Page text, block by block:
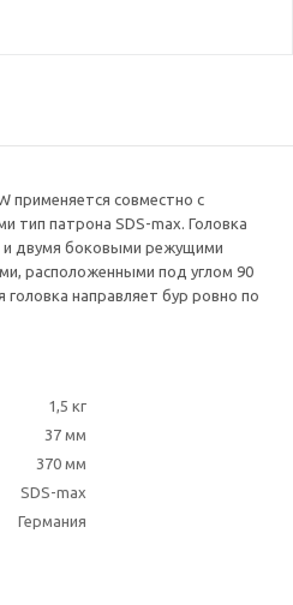
применяется совместно с
патрона SDS-max. Головка
и двумя боковыми режущими
расположенными под углом 90
головка направляет бур ровно по
1,5 кг
37 мм
370 мм
SDS-max
Германия